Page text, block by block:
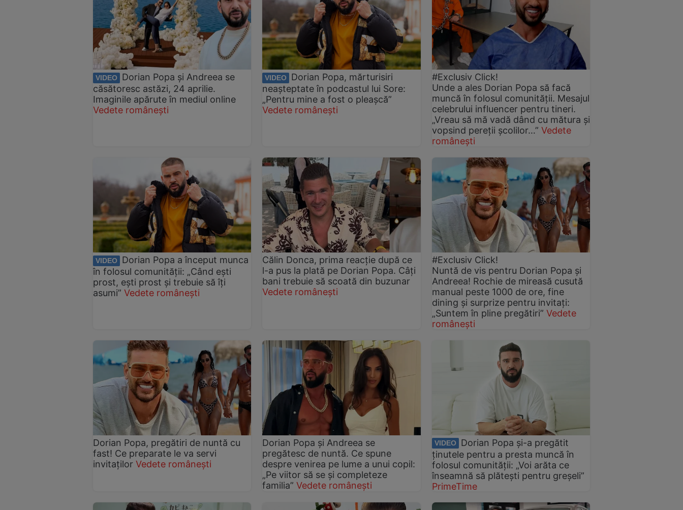
VIDEO
Dorian Popa și Andreea se
căsătoresc astăzi, 24 aprilie.
Imaginile apărute în mediul online
Vedete românești
VIDEO
Dorian Popa, mărturisiri
neașteptate în podcastul lui Sore:
„Pentru mine a fost o pleașcă”
Vedete românești
#Exclusiv Click!
Unde a ales Dorian Popa să facă
muncă în folosul comunității. Mesajul
celebrului influencer pentru tineri.
„Vreau să mă vadă dând cu mătura și
vopsind pereții școlilor…” Vedete
românești
VIDEO
Dorian Popa a început munca
în folosul comunității: „Când ești
prost, ești prost și trebuie să îți
asumi” Vedete românești
Călin Donca, prima reacție după ce
l-a pus la plată pe Dorian Popa. Câți
bani trebuie să scoată din buzunar
Vedete românești
#Exclusiv Click!
Nuntă de vis pentru Dorian Popa și
Andreea! Rochie de mireasă cusută
manual peste 1000 de ore, fine
dining și surprize pentru invitați:
„Suntem în pline pregătiri” Vedete
românești
Dorian Popa, pregătiri de nuntă cu
fast! Ce preparate le va servi
invitaților Vedete românești
Dorian Popa și Andreea se
pregătesc de nuntă. Ce spune
despre venirea pe lume a unui copil:
„Pe viitor să se și completeze
familia” Vedete românești
VIDEO
Dorian Popa și-a pregătit
ținutele pentru a presta muncă în
folosul comunității: „Voi arăta ce
înseamnă să plătești pentru greșeli”
PrimeTime